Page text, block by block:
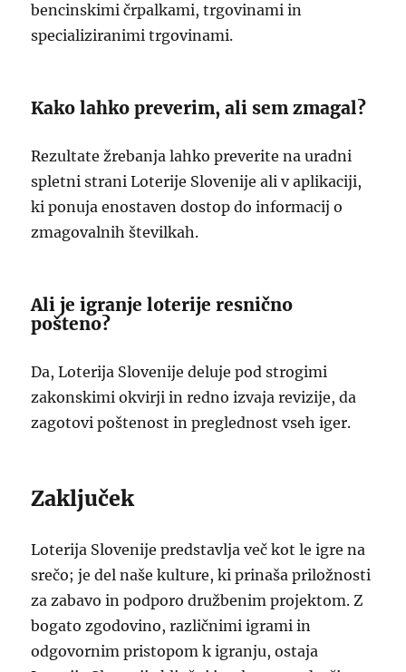
bencinskimi črpalkami, trgovinami in
specializiranimi trgovinami.
Kako lahko preverim, ali sem zmagal?
Rezultate žrebanja lahko preverite na uradni
spletni strani Loterije Slovenije ali v aplikaciji,
ki ponuja enostaven dostop do informacij o
zmagovalnih številkah.
Ali je igranje loterije resnično
pošteno?
Da, Loterija Slovenije deluje pod strogimi
zakonskimi okvirji in redno izvaja revizije, da
zagotovi poštenost in preglednost vseh iger.
Zaključek
Loterija Slovenije predstavlja več kot le igre na
srečo; je del naše kulture, ki prinaša priložnosti
za zabavo in podporo družbenim projektom. Z
bogato zgodovino, različnimi igrami in
odgovornim pristopom k igranju, ostaja